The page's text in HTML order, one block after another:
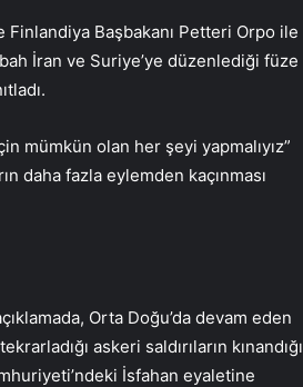
Başbakanı Petteri Orpo ile
İran ve Suriye’ye düzenlediği füze
mümkün olan her şeyi yapmalıyız”
daha fazla eylemden kaçınması
Orta Doğu’da devam eden
askeri saldırıların kınandığı
İsfahan eyaletine